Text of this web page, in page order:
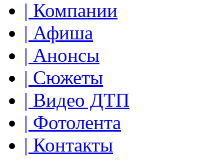
| Компании
| Афиша
| Анонсы
| Сюжеты
| Видео ДТП
| Фотолента
| Контакты